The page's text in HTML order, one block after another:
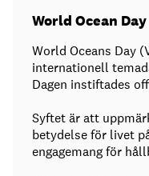
World Ocean Day
World Oceans Day
internationell
Dagen instiftades
Syftet är att
betydelse för livet
engagemang för